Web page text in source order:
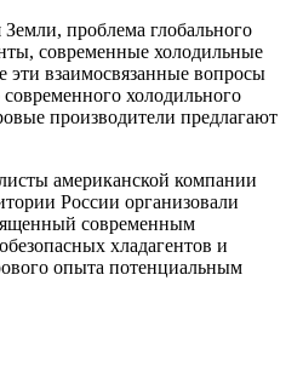
проблема глобального
современные холодильные
взаимосвязанные вопросы
холодильного
производители предлагают
американской компании
России организовали
современным
хладагентов и
опыта потенциальным